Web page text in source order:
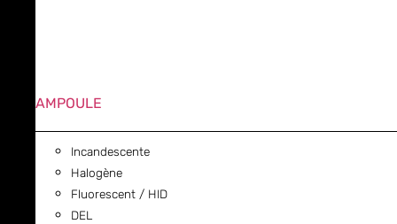
AMPOULE
Incandescente
Halogène
Fluorescent / HID
DEL